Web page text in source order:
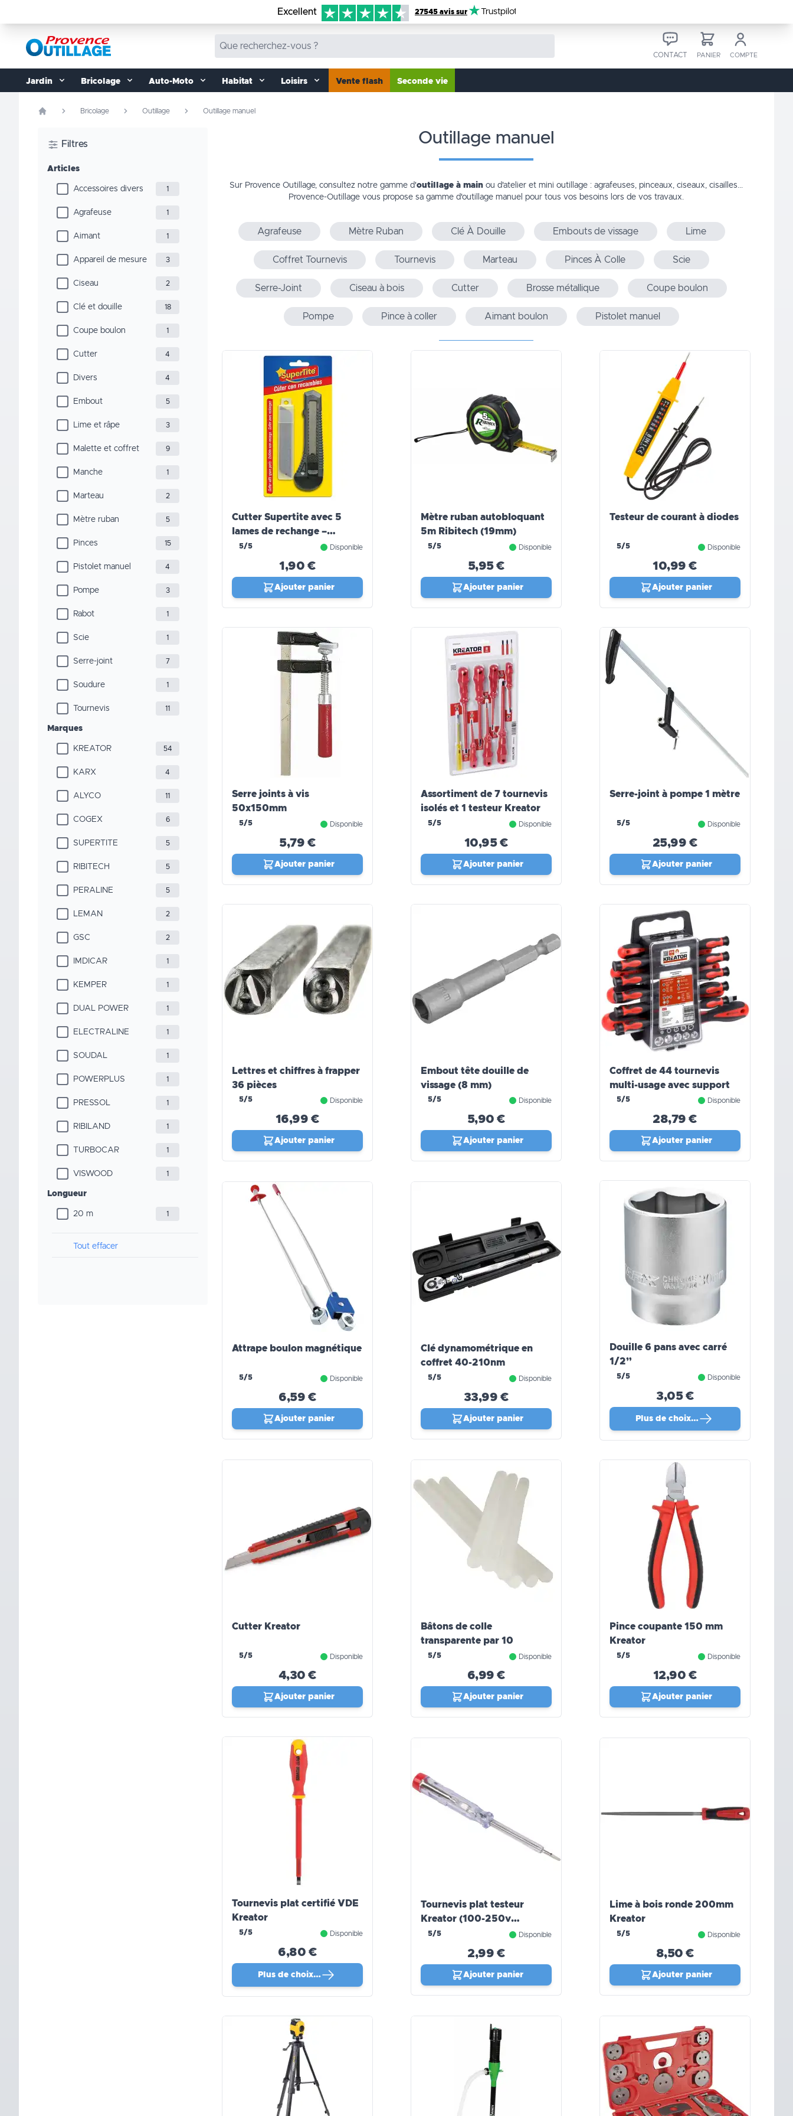
Excellent 27545 avis sur Trustpilot
CONTACT PANIER COMPTE
Jardin Bricolage Auto-Moto Habitat Loisirs Vente flash Seconde vie
Bricolage Outillage Outillage manuel
Filtres
Articles
Accessoires divers 1
Agrafeuse 1
Aimant 1
Appareil de mesure 3
Ciseau 2
Clé et douille 18
Coupe boulon 1
Cutter 4
Divers 4
Embout 5
Lime et râpe 3
Malette et coffret 9
Manche 1
Marteau 2
Mètre ruban 5
Pinces 15
Pistolet manuel 4
Pompe 3
Rabot 1
Scie 1
Serre-joint 7
Soudure 1
Tournevis 11
Marques
KREATOR 54
KARX 4
ALYCO 11
COGEX 6
SUPERTITE 5
RIBITECH 5
PERALINE 5
LEMAN 2
GSC 2
IMDICAR 1
KEMPER 1
DUAL POWER 1
ELECTRALINE 1
SOUDAL 1
POWERPLUS 1
PRESSOL 1
RIBILAND 1
TURBOCAR 1
VISWOOD 1
Longueur
20 m 1
Tout effacer
outillage manuel
Sur Provence Outillage, consultez notre gamme d'outillage à main ou d'atelier et mini outillage : agrafeuses, pinceaux, ciseaux, cisailles...
Provence-Outillage vous propose sa gamme d'outillage manuel pour tous vos besoins lors de vos travaux.
Agrafeuse Mètre Ruban Clé À Douille Embouts de vissage Lime
Coffret Tournevis Tournevis Marteau Pinces À Colle Scie
Serre-Joint Ciseau à bois Cutter Brosse métallique Coupe boulon
Pompe Pince à coller Aimant boulon Pistolet manuel
Cutter Supertite avec 5
lames de rechange –
Précision et praticité
5/5 Disponible
1,90 €
Ajouter panier
Mètre ruban autobloquant
5m Ribitech (19mm)
5/5 Disponible
5,95 €
Ajouter panier
Testeur de courant à diodes
5/5 Disponible
10,99 €
Ajouter panier
Serre joints à vis
50x150mm
5/5 Disponible
5,79 €
Ajouter panier
Assortiment de 7 tournevis
isolés et 1 testeur Kreator
5/5 Disponible
10,95 €
Ajouter panier
Serre-joint à pompe 1 mètre
5/5 Disponible
25,99 €
Ajouter panier
Lettres et chiffres à frapper
36 pièces
5/5 Disponible
16,99 €
Ajouter panier
Embout tête douille de
vissage (8 mm)
5/5 Disponible
5,90 €
Ajouter panier
Coffret de 44 tournevis
multi-usage avec support
5/5 Disponible
28,79 €
Ajouter panier
Attrape boulon magnétique
5/5 Disponible
6,59 €
Ajouter panier
Clé dynamométrique en
coffret 40-210nm
5/5 Disponible
33,99 €
Ajouter panier
Douille 6 pans avec carré
1/2”
5/5 Disponible
3,05 €
Plus de choix…
Cutter Kreator
5/5 Disponible
4,30 €
Ajouter panier
Bâtons de colle
transparente par 10
5/5 Disponible
6,99 €
Ajouter panier
Pince coupante 150 mm
Kreator
5/5 Disponible
12,90 €
Ajouter panier
Tournevis plat certifié VDE
Kreator
5/5 Disponible
6,80 €
Plus de choix…
Tournevis plat testeur
Kreator (100-250v
140mm)
5/5 Disponible
2,99 €
Ajouter panier
Lime à bois ronde 200mm
Kreator
5/5 Disponible
8,50 €
Ajouter panier